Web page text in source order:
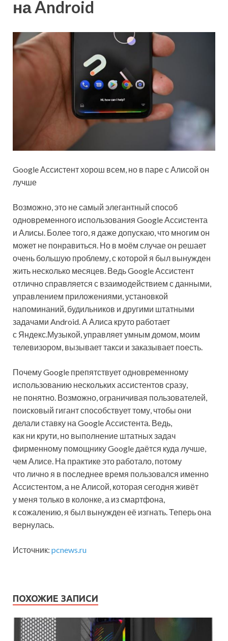
на Android
Google Ассистент хорош всем, но в паре с Алисой он
лучше
Возможно, это не самый элегантный способ
одновременного использования Google Ассистента
и Алисы. Более того, я даже допускаю, что многим он
может не понравиться. Но в моём случае он решает
очень большую проблему, с которой я был вынужден
жить несколько месяцев. Ведь Google Ассистент
отлично справляется с взаимодействием с данными,
управлением приложениями, установкой
напоминаний, будильников и другими штатными
задачами Android. А Алиса круто работает
с Яндекс.Музыкой, управляет умным домом, моим
телевизором, вызывает такси и заказывает поесть.
Почему Google препятствует одновременному
использованию нескольких ассистентов сразу,
не понятно. Возможно, ограничивая пользователей,
поисковый гигант способствует тому, чтобы они
делали ставку на Google Ассистента. Ведь,
как ни крути, но выполнение штатных задач
фирменному помощнику Google даётся куда лучше,
чем Алисе. На практике это работало, потому
что лично я в последнее время пользовался именно
Ассистентом, а не Алисой, которая сегодня живёт
у меня только в колонке, а из смартфона,
к сожалению, я был вынужден её изгнать. Теперь она
вернулась.
Источник: pcnews.ru
ПОХОЖИЕ ЗАПИСИ